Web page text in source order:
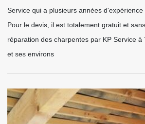
Service qui a plusieurs années d'expérience
Pour le devis, il est totalement gratuit et
réparation des charpentes par KP Service à
et ses environs